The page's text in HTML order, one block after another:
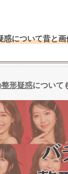
惑について昔と
形疑惑について